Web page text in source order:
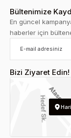
Bültenimize
En güncel
haberler için
Bizi Ziyaret Edin!